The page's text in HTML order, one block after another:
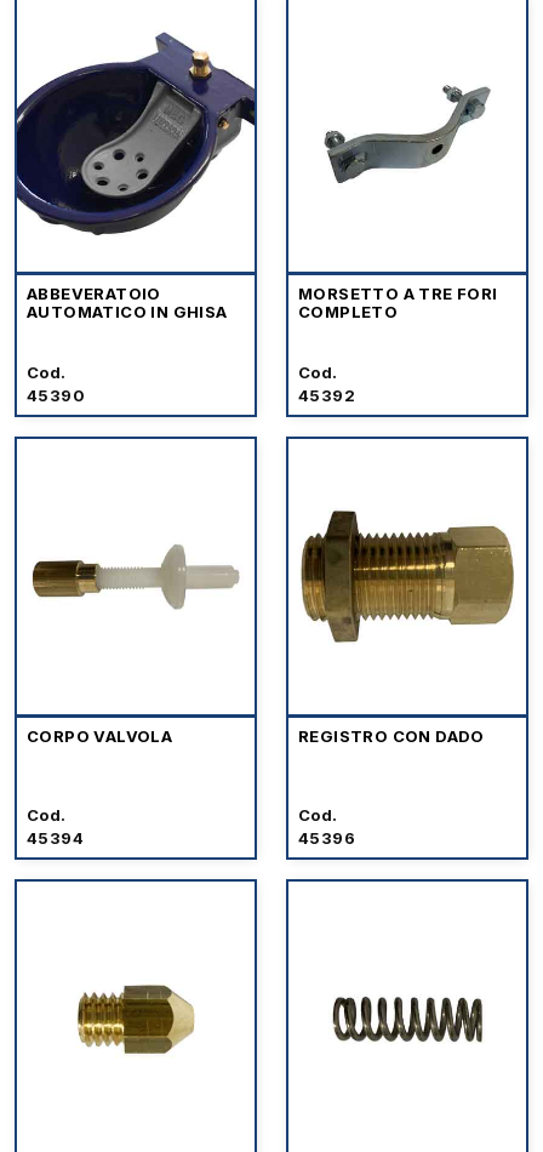
ABBEVERATOIO
AUTOMATICO IN GHISA
Cod.
45390
MORSETTO A TRE FORI
COMPLETO
Cod.
45392
CORPO VALVOLA
Cod.
45394
REGISTRO CON DADO
Cod.
45396